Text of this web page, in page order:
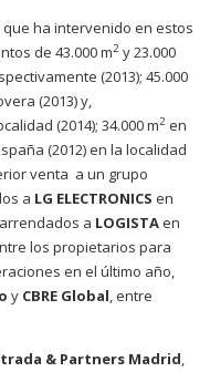
ha intervenido en estos
de 43.000 m2 y 23.000
(2013); 45.000
(2013) y,
(2014); 34.000 m2 en
(2012) en la localidad
venta a un grupo
a LG ELECTRONICS en
a LOGISTAen
los propietarios para
en el último año,
y CBRE Global, entre
& Partners Madrid,